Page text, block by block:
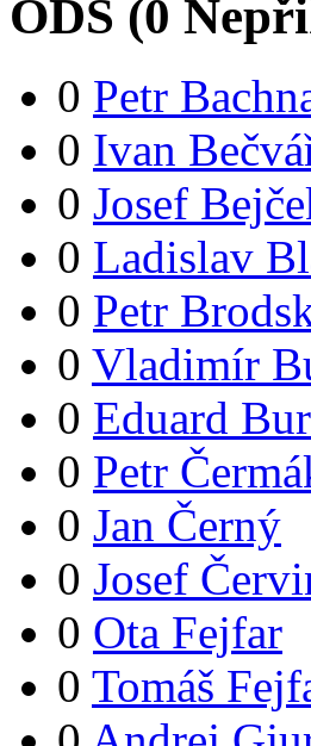
ODS (0
0 Petr
0 Ivan
0 Josef
0 Ladislav
0 Petr
0 Vladimír
0 Eduard
0 Petr
0 Jan Černý
0 Josef
0 Ota Fejfar
0 Tomáš